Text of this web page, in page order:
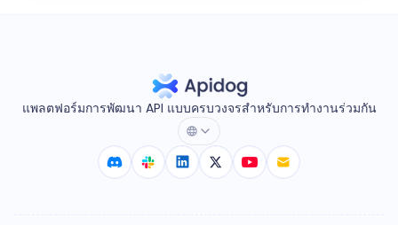
แพลตฟอร์มการพัฒนา API แบบครบวงจรสำหรับการทำงานร่วมกัน